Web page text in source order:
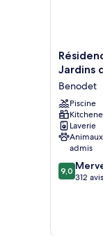
Balcon
mer
Résidence
Vacances
les
Jardins
d'Arvor
Benodet
Jardins
Benodet
Piscine
Laverie
admis
9.0
sur
9,0
312 avis